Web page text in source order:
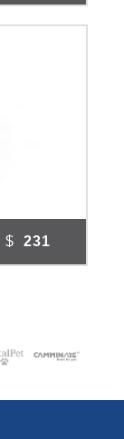
$ 231